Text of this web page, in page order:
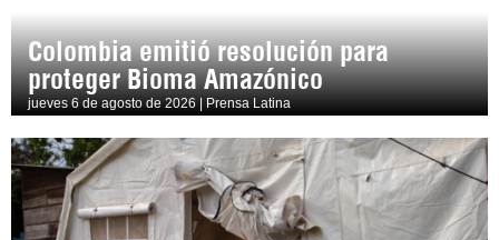
Colombia emitió resolución para
proteger Bioma Amazónico
jueves 6 de agosto de 2026 | Prensa Latina